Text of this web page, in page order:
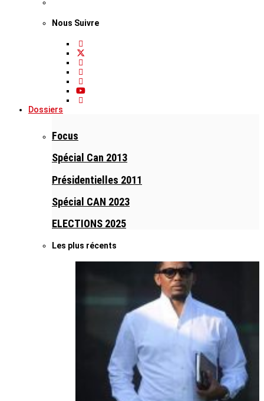
Nous Suivre
Dossiers
Focus
Spécial Can 2013
Présidentielles 2011
Spécial CAN 2023
ELECTIONS 2025
Les plus récents